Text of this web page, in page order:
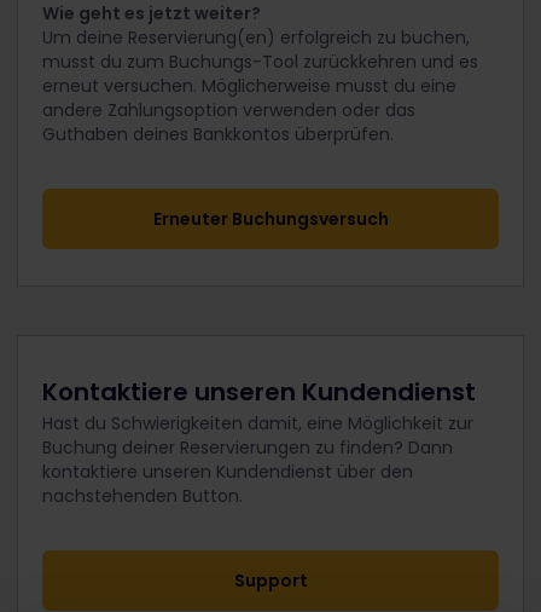
Wie geht es jetzt weiter?
Um deine Reservierung(en) erfolgreich zu buchen,
musst du zum Buchungs-Tool zurückkehren und es
erneut versuchen. Möglicherweise musst du eine
andere Zahlungsoption verwenden oder das
Guthaben deines Bankkontos überprüfen.
Erneuter Buchungsversuch
Kontaktiere unseren Kundendienst
Hast du Schwierigkeiten damit, eine Möglichkeit zur
Buchung deiner Reservierungen zu finden? Dann
kontaktiere unseren Kundendienst über den
nachstehenden Button.
Support